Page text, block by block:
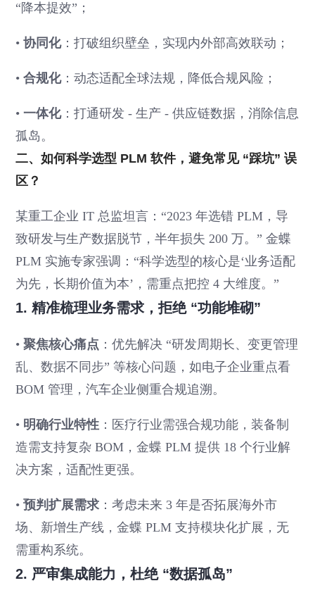
“降本提效”；
•协同化：打破组织壁垒，实现内外部高效联动；
•合规化：动态适配全球法规，降低合规风险；
•一体化：打通研发 - 生产 - 供应链数据，消除信息
孤岛。
二、如何科学选型 PLM 软件，避免常见 “踩坑” 误
区？
某重工企业 IT 总监坦言：“2023 年选错 PLM，导
致研发与生产数据脱节，半年损失 200 万。” 金蝶
PLM 实施专家强调：“科学选型的核心是‘业务适配
为先，长期价值为本’，需重点把控 4 大维度。”
1. 精准梳理业务需求，拒绝 “功能堆砌”
•聚焦核心痛点 ：优先解决 “研发周期长、变更管理
乱、数据不同步” 等核心问题，如电子企业重点看
BOM 管理，汽车企业侧重合规追溯。
• 明确行业特性 ：医疗行业需强合规功能，装备制
造需支持复杂 BOM，金蝶 PLM 提供 18 个行业解
决方案，适配性更强。
•预判扩展需求 ：考虑未来 3 年是否拓展海外市
场、新增生产线，金蝶 PLM 支持模块化扩展，无
需重构系统。
2. 严审集成能力，杜绝 “数据孤岛”